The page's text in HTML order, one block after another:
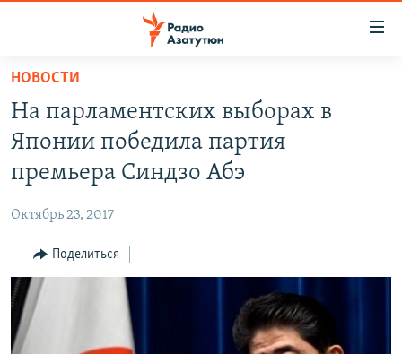
Перейти
основному
содержанию
основной
навигации
Перейти
поиску
НОВОСТИ
ЭКОНОМИКА
РЕГИОН
НАГОРНЫЙ КАРАБАХ
КУЛЬТУРА
НОВОСТИ
На парламентских выборах в
Японии победила партия
премьера Синдзо Абэ
Октябрь 23, 2017
Поделиться